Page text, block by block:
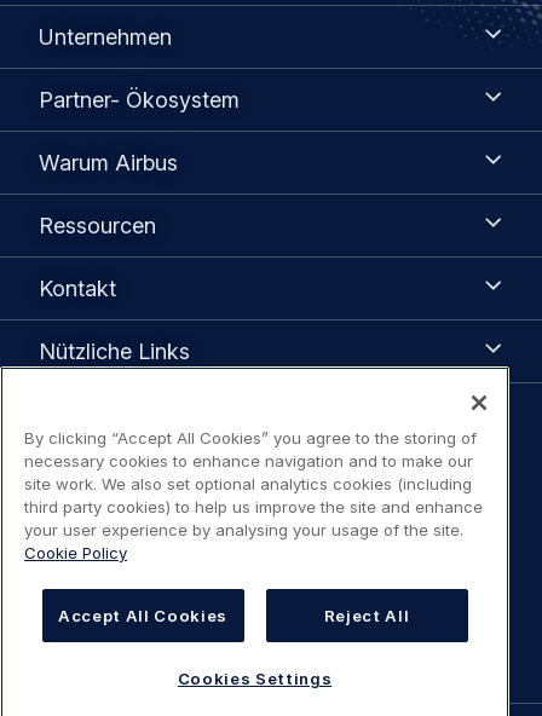
Unternehmen
Partner- Ökosystem
Warum Airbus
Ressourcen
Kontakt
Nützliche Links
Links
Legal
navigation
Datenschutzhinweis
Erklärung Zugangsbeschränkung
Cookies Settings
By clicking “Accept All Cookies” you agree to the storing of
necessary cookies to enhance navigation and to make our
site work. We also set optional analytics cookies (including
third party cookies) to help us improve the site and enhance
your user experience by analysing your usage of the site.
Cookie Policy
Accept All Cookies Reject All
Cookies Settings